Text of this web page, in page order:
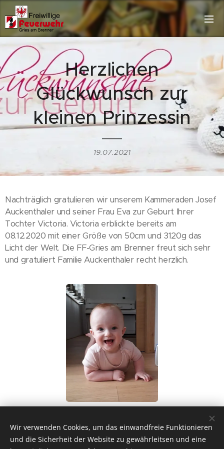
Herzlichen
Glückwunsch zur
kleinen Prinzessin
19.07.2021
Nachträglich gratulieren wir unserem Kammeraden Josef
Auckenthaler und seiner Frau Eva zur Geburt Ihrer
Tochter Victoria. Victoria erblickte bereits am
08.12.2020 mit einer Größe von 50cm und 3120g das
Licht der Welt. Die FF-Gries am Brenner freut sich sehr
und gratuliert Familie Auckenthaler recht herzlich.
Wir verwenden Cookies, um das einwandfreie Funktionieren
und die Sicherheit der Website zu gewährleitsen und eine